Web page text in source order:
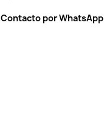
Contacto por WhatsApp